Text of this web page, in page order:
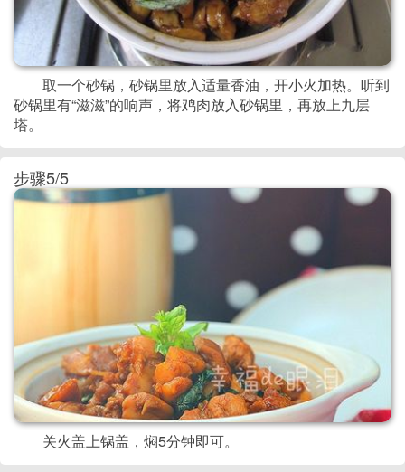
取一个砂锅，砂锅里放入适量香油，开小火加热。听到
砂锅里有“滋滋”的响声，将鸡肉放入砂锅里，再放上九层
塔。
步骤5/5
关火盖上锅盖，焖5分钟即可。